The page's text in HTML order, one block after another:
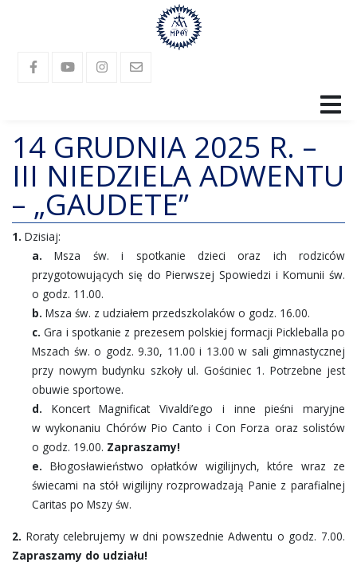
SANKTUARIUM
RELIKWIE
PARAFIA
LANGUAGES
GALERIA
KONTAKT
KANCELARIA
MODLITWY I PIEŚNI
14 GRUDNIA 2025 R. –
III NIEDZIELA ADWENTU
– „GAUDETE”
1. Dzisiaj:
a. Msza św. i spotkanie dzieci oraz ich rodziców
przygotowujących się do Pierwszej Spowiedzi i Komunii św.
o godz. 11.00.
b. Msza św. z udziałem przedszkolaków o godz. 16.00.
c. Gra i spotkanie z prezesem polskiej formacji Pickleballa po
Mszach św. o godz. 9.30, 11.00 i 13.00 w sali gimnastycznej
przy nowym budynku szkoły ul. Gościniec 1. Potrzebne jest
obuwie sportowe.
d. Koncert Magnificat Vivaldi’ego i inne pieśni maryjne
w wykonaniu Chórów Pio Canto i Con Forza oraz solistów
o godz. 19.00. Zapraszamy!
e. Błogosławieństwo opłatków wigilijnych, które wraz ze
świecami na stół wigilijny rozprowadzają Panie z parafialnej
Caritas po Mszy św.
2. Roraty celebrujemy w dni powszednie Adwentu o godz. 7.00.
Zapraszamy do udziału!